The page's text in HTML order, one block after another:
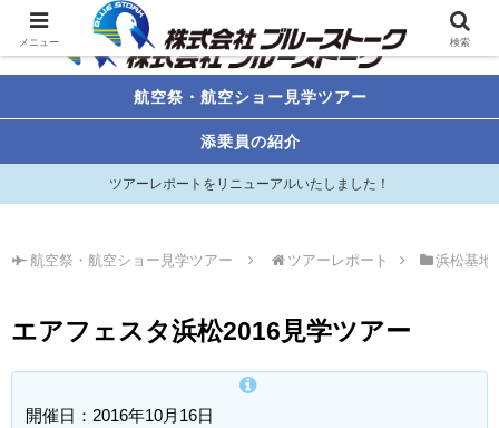
航空祭・航空ショー見学ツアー
添乗員の紹介
ツアーレポートをリニューアルいたしました！
航空祭・航空ショー見学ツアー ツアーレポート 浜松基地
エアフェスタ浜松2016見学ツアー
開催日：2016年10月16日
メニュー 検索